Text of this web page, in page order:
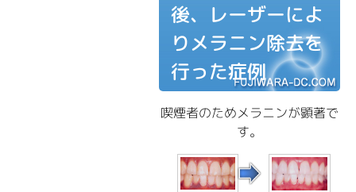
後、レーザーによ
りメラニン除去を
行った症例
喫煙者のためメラニンが顕著で
す。